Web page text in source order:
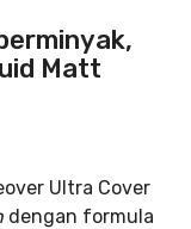
Matt
Ultra Cover
dengan formula